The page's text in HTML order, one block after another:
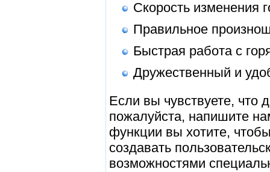
Скорость изменения
Правильное
Быстрая работа с
Дружественный и
Если вы чувствуете,
пожалуйста, напишите
функции вы хотите,
создавать
возможностями